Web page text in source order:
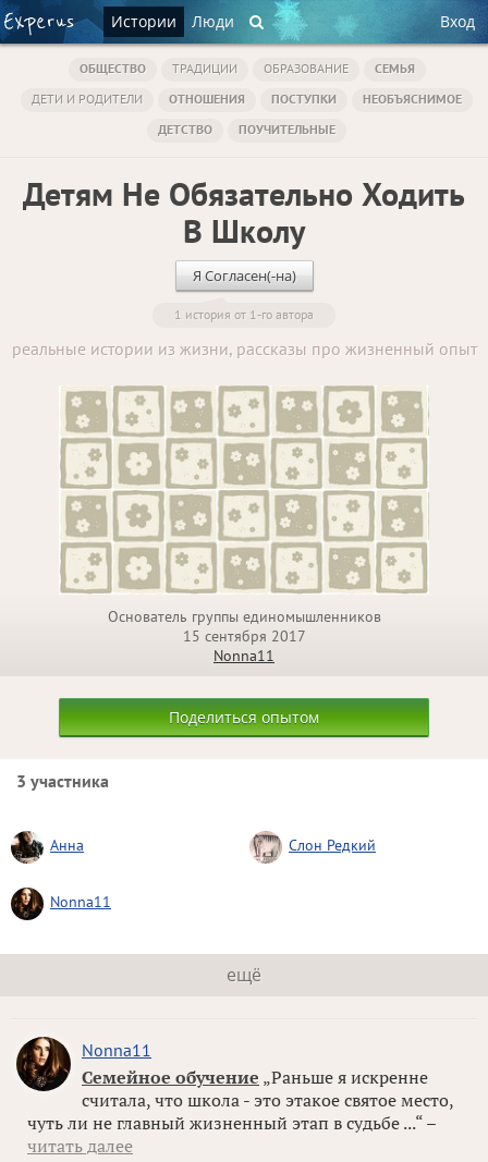
Истории Люди Вход
ОБЩЕСТВО ТРАДИЦИИ ОБРАЗОВАНИЕ
СЕМЬЯ
ДЕТИ И РОДИТЕЛИ
ОТНОШЕНИЯ ПОСТУПКИ
НЕОБЪЯСНИМОЕ
ДЕТСТВО
ПОУЧИТЕЛЬНЫЕ
Детям Не Обязательно Ходить
В Школу
Я Согласен(-на)
1 история от 1-го автора
реальные истории из жизни, рассказы про жизненный опыт
Основатель группы единомышленников
15 сентября 2017
Nonna11
Поделиться опытом
3 участника
Анна Слон Редкий
Nonna11
ещё
Nonna11
Семейное обучение „Раньше я искренне
считала, что школа - это этакое святое место,
чуть ли не главный жизненный этап в судьбе ...“ –
читать далее